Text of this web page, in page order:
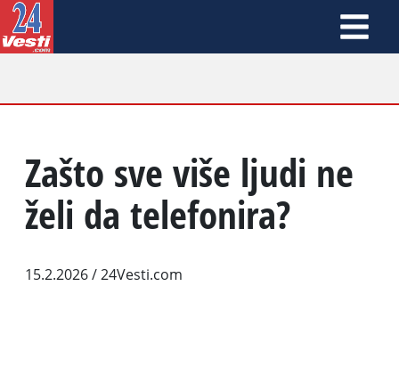
Zašto sve više ljudi ne
želi da telefonira?
15.2.2026/ 24Vesti.com